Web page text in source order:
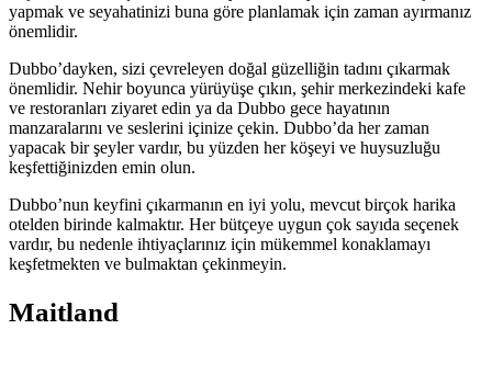
yapmak ve seyahatinizi buna göre planlamak için zaman ayırmanız
önemlidir.
Dubbo’dayken, sizi çevreleyen doğal güzelliğin tadını çıkarmak
önemlidir. Nehir boyunca yürüyüşe çıkın, şehir merkezindeki kafe
ve restoranları ziyaret edin ya da Dubbo gece hayatının
manzaralarını ve seslerini içinize çekin. Dubbo’da her zaman
yapacak bir şeyler vardır, bu yüzden her köşeyi ve huysuzluğu
keşfettiğinizden emin olun.
Dubbo’nun keyfini çıkarmanın en iyi yolu, mevcut birçok harika
otelden birinde kalmaktır. Her bütçeye uygun çok sayıda seçenek
vardır, bu nedenle ihtiyaçlarınız için mükemmel konaklamayı
keşfetmekten ve bulmaktan çekinmeyin.
Maitland